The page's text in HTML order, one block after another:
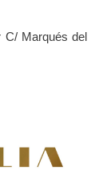
C/ Marqués del